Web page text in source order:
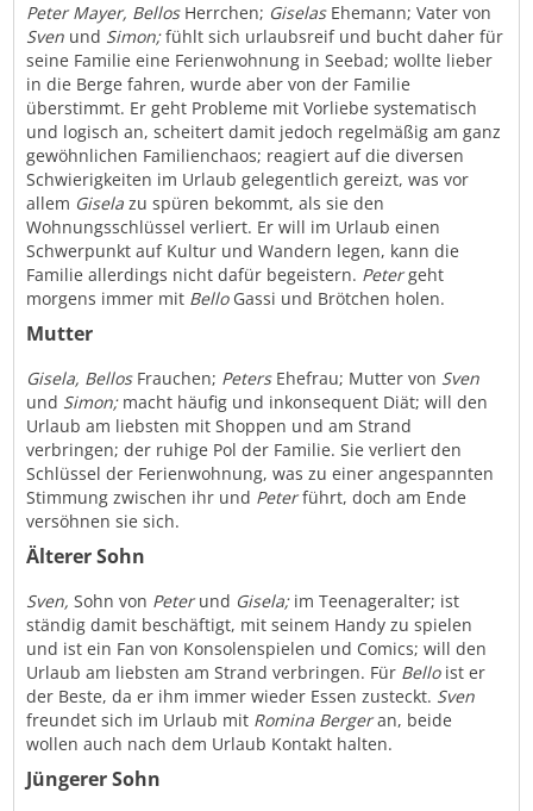
Peter Mayer, BellosHerrchen; GiselasEhemann; Vater von
Sven und Simon;fühlt sich urlaubsreif und bucht daher für
seine Familie eine Ferienwohnung in Seebad; wollte lieber
in die Berge fahren, wurde aber von der Familie
überstimmt. Er geht Probleme mit Vorliebe systematisch
und logisch an, scheitert damit jedoch regelmäßig am ganz
gewöhnlichen Familienchaos; reagiert auf die diversen
Schwierigkeiten im Urlaub gelegentlich gereizt, was vor
allem Gisela zu spüren bekommt, als sie den
Wohnungsschlüssel verliert. Er will im Urlaub einen
Schwerpunkt auf Kultur und Wandern legen, kann die
Familie allerdings nicht dafür begeistern. Petergeht
morgens immer mit BelloGassi und Brötchen holen.
Mutter
Gisela, BellosFrauchen; PetersEhefrau; Mutter von Sven
und Simon;macht häufig und inkonsequent Diät; will den
Urlaub am liebsten mit Shoppen und am Strand
verbringen; der ruhige Pol der Familie. Sie verliert den
Schlüssel der Ferienwohnung, was zu einer angespannten
Stimmung zwischen ihr und Peterführt, doch am Ende
versöhnen sie sich.
Älterer Sohn
Sven, Sohn von Peterund Gisela;im Teenageralter; ist
ständig damit beschäftigt, mit seinem Handy zu spielen
und ist ein Fan von Konsolenspielen und Comics; will den
Urlaub am liebsten am Strand verbringen. Für Belloist er
der Beste, da er ihm immer wieder Essen zusteckt. Sven
freundet sich im Urlaub mit Romina Bergeran, beide
wollen auch nach dem Urlaub Kontakt halten.
Jüngerer Sohn